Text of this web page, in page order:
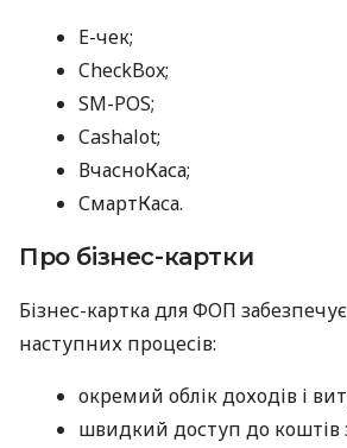
E-чек;
CheckBox;
SM-POS;
Cashalot;
ВчасноКаса;
СмартКаса.
Про бізнес-картки
Бізнес-картка для ФОП
наступних процесів:
окремий облік доходів і
швидкий доступ до коштів